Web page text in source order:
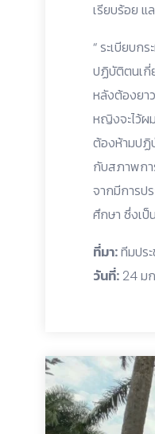
เรียบร้อย แ
“ ระเบียบก
ปฏิบัติตนเกี่
หลังต้องยา
หญิงจะไว้ผ
ต้องห้ามปฏิ
กับสภาพกา
จากมีการป
ศึกษา ซึ่งเป็
ที่มา:ทีมปร
วันที่: 24 ม